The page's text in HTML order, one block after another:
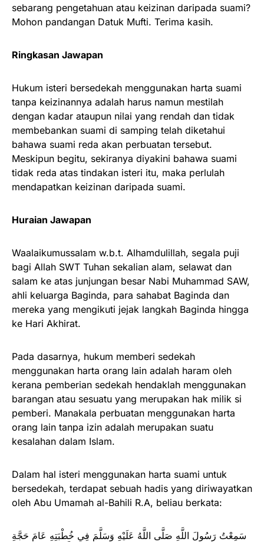
sebarang pengetahuan atau keizinan daripada suami?
Mohon pandangan Datuk Mufti. Terima kasih.
Ringkasan Jawapan
Hukum isteri bersedekah menggunakan harta suami
tanpa keizinannya adalah harus namun mestilah
dengan kadar ataupun nilai yang rendah dan tidak
membebankan suami di samping telah diketahui
bahawa suami reda akan perbuatan tersebut.
Meskipun begitu, sekiranya diyakini bahawa suami
tidak reda atas tindakan isteri itu, maka perlulah
mendapatkan keizinan daripada suami.
Huraian Jawapan
Waalaikumussalam w.b.t. Alhamdulillah, segala puji
bagi Allah SWT Tuhan sekalian alam, selawat dan
salam ke atas junjungan besar Nabi Muhammad SAW,
ahli keluarga Baginda, para sahabat Baginda dan
mereka yang mengikuti jejak langkah Baginda hingga
ke Hari Akhirat.
Pada dasarnya, hukum memberi sedekah
menggunakan harta orang lain adalah haram oleh
kerana pemberian sedekah hendaklah menggunakan
barangan atau sesuatu yang merupakan hak milik si
pemberi. Manakala perbuatan menggunakan harta
orang lain tanpa izin adalah merupakan suatu
kesalahan dalam Islam.
Dalam hal isteri menggunakan harta suami untuk
bersedekah, terdapat sebuah hadis yang diriwayatkan
oleh Abu Umamah al-Bahili R.A, beliau berkata:
سَمِعْتُ رَسُولَ اللَّهِ صَلَّى اللَّهُ عَلَيْهِ وَسَلَّمَ فِي خُطْبَتِهِ عَامَ حَجَّةِ